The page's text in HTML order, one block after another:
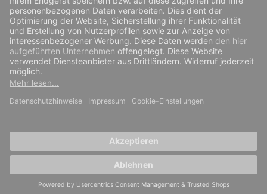
Payment
Shipping
Vertrag widerrufen
COPYRIGHT 2026 MARKUS HEUCHER